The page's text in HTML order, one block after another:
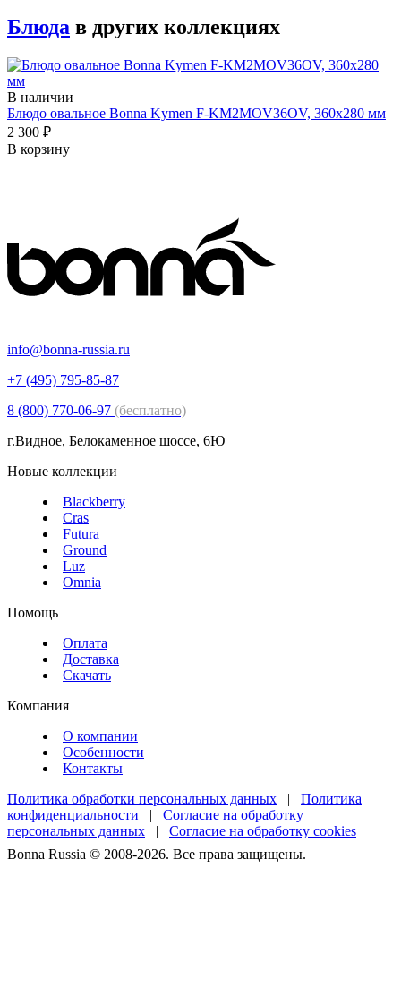
Блюда в других коллекциях
В наличии
Блюдо овальное Bonna Kymen F-KM2MOV36OV, 360x280 мм
2 300 ₽
В корзину
info@bonna-russia.ru
+7 (495) 795-85-87
8 (800) 770-06-97 (бесплатно)
г.Видное, Белокаменное шоссе, 6Ю
Новые коллекции
Blackberry
Cras
Futura
Ground
Luz
Omnia
Помощь
Оплата
Доставка
Скачать
Компания
О компании
Особенности
Контакты
Политика обработки персональных данных | Политика
конфиденциальности | Согласие на обработку
персональных данных | Согласие на обработку cookies
Bonna Russia © 2008-2026. Все права защищены.